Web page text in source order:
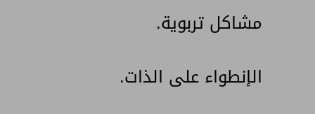
مشاكل تربوية.
الإنطواء على الذات.